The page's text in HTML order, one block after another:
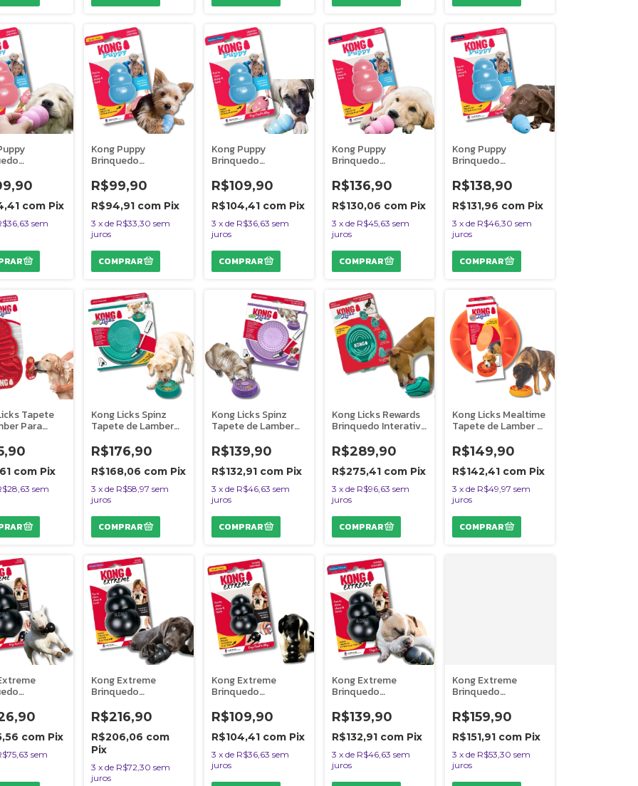
Para Cães
Filhotes
P Rosa
com Pix
sem
Kong Puppy
Brinquedo
Recheável Para Cães
e Gatos Filhotes
Tamanho P Azul
R$99,90
R$94,91 com Pix
3 x de R$33,30 sem
juros
Kong Puppy
Brinquedo
Recheável Para Cães
e Gatos Filhotes
Tamanho M Azul
R$109,90
R$104,41 com Pix
3 x de R$36,63 sem
juros
Kong Puppy
Brinquedo
Recheável Para Cães
e Gatos Filhotes
Tamanho G Rosa
R$136,90
R$130,06 com Pix
3 x de R$45,63 sem
juros
Kong Puppy
Brinquedo
Recheável Para Cães
e Gatos Filhotes
Tamanho G Azul
R$138,90
R$131,96 com Pix
3 x de R$46,30 sem
juros
Tapete
Para
com Pix
sem
Kong Licks Spinz
Tapete de Lamber
Tamanho G
R$176,90
R$168,06 com Pix
3 x de R$58,97 sem
juros
Kong Licks Spinz
Tapete de Lamber
e Gatos Tamanho P
R$139,90
R$132,91 com Pix
3 x de R$46,63 sem
juros
Kong Licks Rewards
Brinquedo Interativo
Bobo de Lamber
R$289,90
R$275,41 com Pix
3 x de R$96,63 sem
juros
Kong Licks Mealtime
Tapete de Lamber e
Interativo Para Caes
R$149,90
R$142,41 com Pix
3 x de R$49,97 sem
juros
Para Cães
Fortes
XXG
com Pix
sem
Kong Extreme
Brinquedo
Recheável Para Cães
Mordidas Fortes
Tamanho XG
R$216,90
R$206,06 com
Pix
3 x de R$72,30 sem
juros
Kong Extreme
Brinquedo
Recheável Para Cães
Mordidas Fortes
Tamanho P
R$109,90
R$104,41 com Pix
3 x de R$36,63 sem
juros
Kong Extreme
Brinquedo
Recheável Para Cães
Mordidas Fortes
Tamanho M
R$139,90
R$132,91 com Pix
3 x de R$46,63 sem
juros
Kong Extreme
Brinquedo
Recheável Para Cães
Mordidas Fortes
Tamanho G
R$159,90
R$151,91 com Pix
3 x de R$53,30 sem
juros